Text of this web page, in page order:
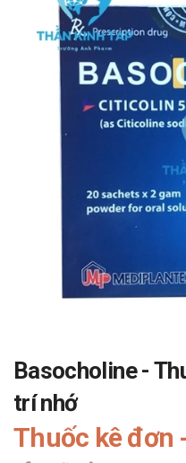
Basocholine -
trí nhớ
Thuốc kê đơn